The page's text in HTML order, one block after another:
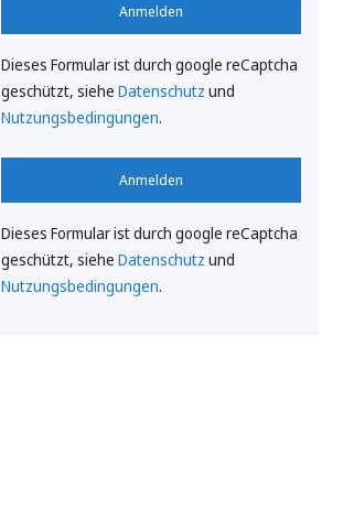
Anmelden
Dieses Formular ist durch google reCaptcha
geschützt, siehe Datenschutz und
Nutzungsbedingungen.
Anmelden
Dieses Formular ist durch google reCaptcha
geschützt, siehe Datenschutz und
Nutzungsbedingungen.